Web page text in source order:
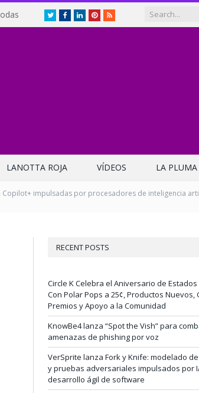
TwitterFacebookLinkedInPinterest
RSS
LANOTTA ROJA VÍDEOS LA PLUMA
impulsadas por procesadores de inteligencia
RECENT POSTS
Circle K Celebra el Aniversario de
Con Polar Pops a 25¢, Productos Nuevos,
Premios y Apoyo a la Comunidad
KnowBe4 lanza “Spot the Vish” para
amenazas de phishing por voz
VerSprite lanza Fork y Knife: modelado
y pruebas adversariales impulsados por
desarrollo ágil de software